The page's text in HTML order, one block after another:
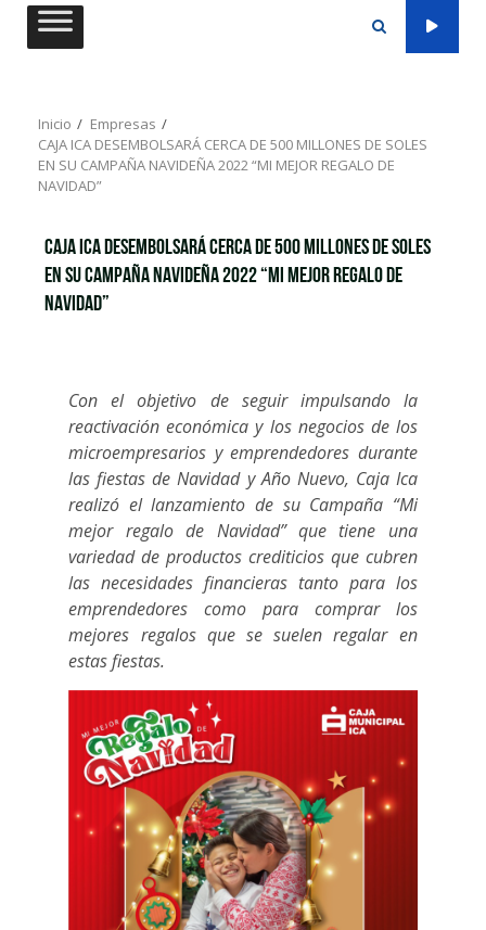
Saltar
Inicio
Empresas
CAJA ICA DESEMBOLSARÁ CERCA DE 500 MILLONES DE SOLES
EN SU CAMPAÑA NAVIDEÑA 2022 “MI MEJOR REGALO DE
NAVIDAD”
CAJA ICA DESEMBOLSARÁ CERCA DE 500 MILLONES DE SOLES
EN SU CAMPAÑA NAVIDEÑA 2022 “MI MEJOR REGALO DE
NAVIDAD”
Con el objetivo de seguir impulsando la
reactivación económica y los negocios de los
microempresarios y emprendedores durante
las fiestas de Navidad y Año Nuevo, Caja Ica
realizó el lanzamiento de su Campaña “Mi
mejor regalo de Navidad” que tiene una
variedad de productos crediticios que cubren
las necesidades financieras tanto para los
emprendedores como para comprar los
mejores regalos que se suelen regalar en
estas fiestas.